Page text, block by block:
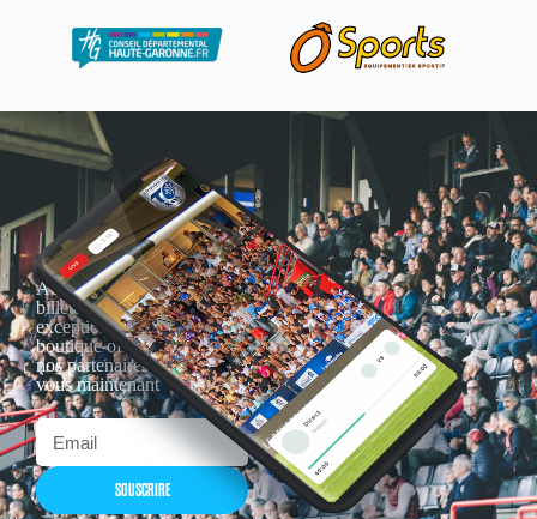
Actualités, nouveautés,
billetterie, remises
exceptionnelles dans la
boutique officielles & chez
nos partenaires… Inscrivez-
vous maintenant
SOUSCRIRE